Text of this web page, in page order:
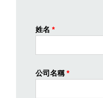
姓名 *
公司名稱*